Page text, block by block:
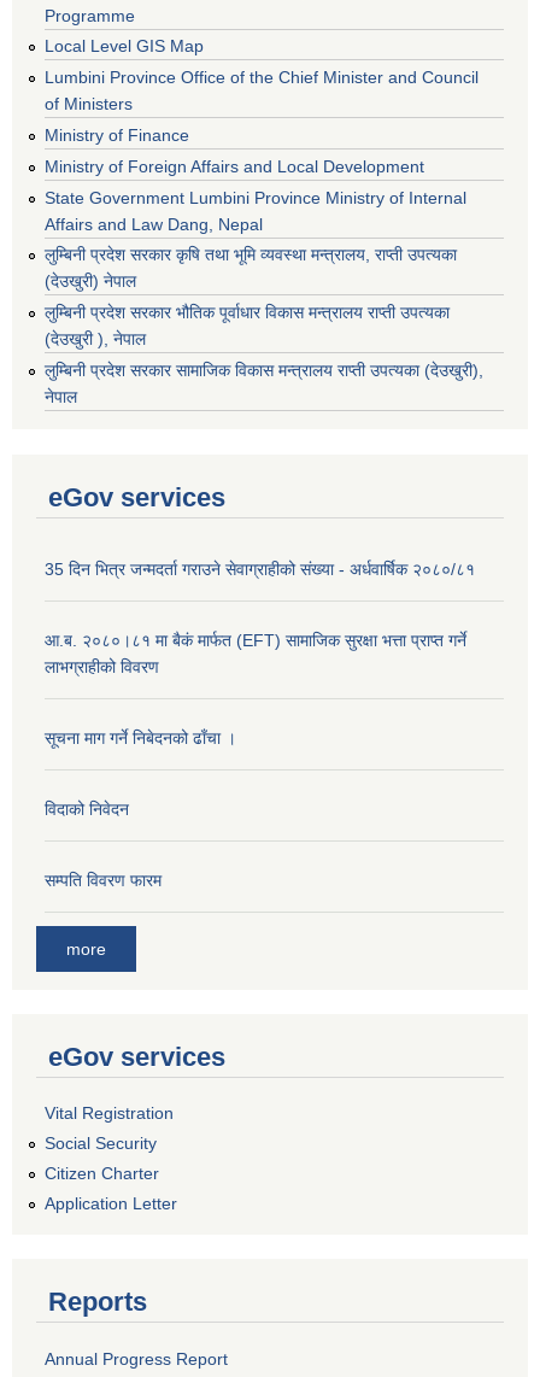
Programme
Local Level GIS Map
Lumbini Province Office of the Chief Minister and Council
of Ministers
Ministry of Finance
Ministry of Foreign Affairs and Local Development
State Government Lumbini Province Ministry of Internal
Affairs and Law Dang, Nepal
लुम्बिनी प्रदेश सरकार कृषि तथा भूमि व्यवस्था मन्त्रालय, राप्ती उपत्यका
(देउखुरी) नेपाल
लुम्बिनी प्रदेश सरकार भौतिक पूर्वाधार विकास मन्त्रालय राप्ती उपत्यका
(देउखुरी ), नेपाल
‌लुम्बिनी प्रदेश सरकार सामाजिक विकास मन्‍‍त्रालय राप्ती उपत्यका (देउखुरी),
नेपाल
eGov services
35 दिन भित्र जन्मदर्ता गराउने सेवाग्राहीको संख्या - अर्धवार्षिक २०८०/८१
आ.ब. २०८०।८१ मा बैकं मार्फत (EFT) सामाजिक सुरक्षा भत्ता प्राप्त गर्ने
लाभग्राहीको विवरण
सूचना माग गर्ने निबेदनको ढाँचा ।
विदाको निवेदन
सम्पति विवरण फारम
more
eGov services
Vital Registration
Social Security
Citizen Charter
Application Letter
Reports
Annual Progress Report